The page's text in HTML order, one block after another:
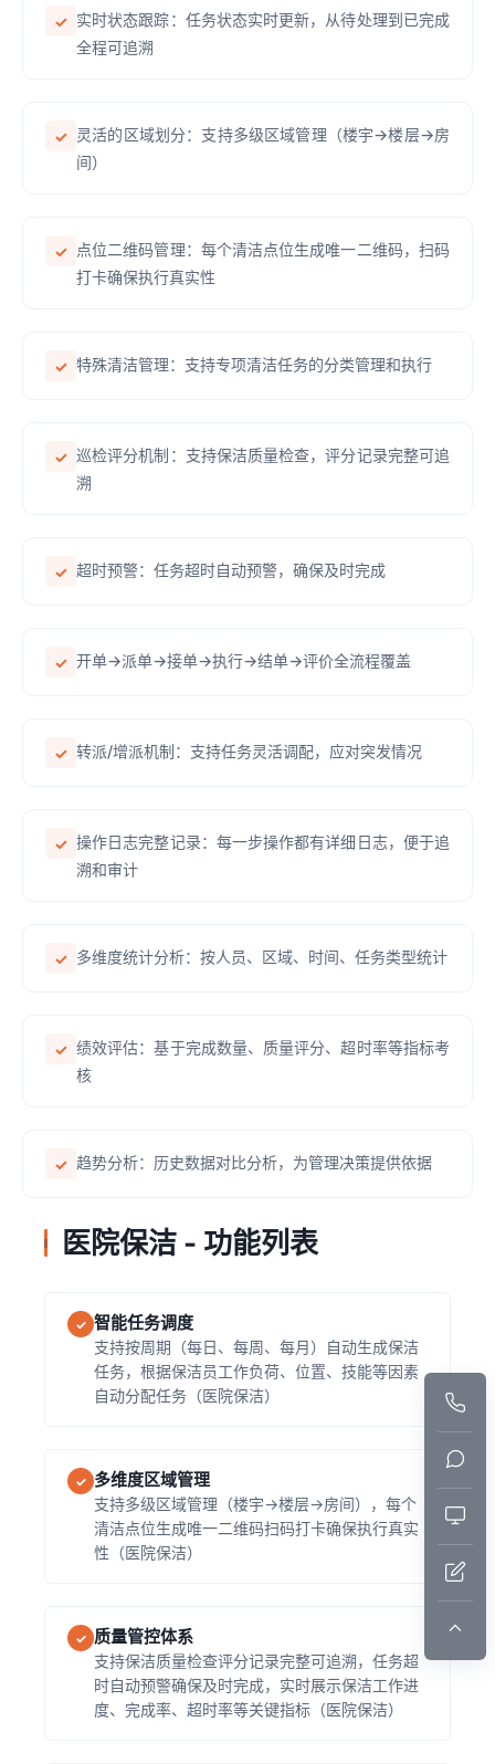
✓ 实时状态跟踪：任务状态实时更新，从待处理到已完成
全程可追溯
✓ 灵活的区域划分：支持多级区域管理（楼宇→楼层→房
间）
✓ 点位二维码管理：每个清洁点位生成唯一二维码，扫码
打卡确保执行真实性
✓ 特殊清洁管理：支持专项清洁任务的分类管理和执行
✓ 巡检评分机制：支持保洁质量检查，评分记录完整可追
溯
✓ 超时预警：任务超时自动预警，确保及时完成
✓ 开单→派单→接单→执行→结单→评价全流程覆盖
✓ 转派/增派机制：支持任务灵活调配，应对突发情况
✓ 操作日志完整记录：每一步操作都有详细日志，便于追
溯和审计
✓ 多维度统计分析：按人员、区域、时间、任务类型统计
✓ 绩效评估：基于完成数量、质量评分、超时率等指标考
核
✓ 趋势分析：历史数据对比分析，为管理决策提供依据
医院保洁 - 功能列表
✓ 智能任务调度
支持按周期（每日、每周、每月）自动生成保洁
任务，根据保洁员工作负荷、位置、技能等因素
自动分配任务（医院保洁）
✓ 多维度区域管理
支持多级区域管理（楼宇→楼层→房间），每个
清洁点位生成唯一二维码扫码打卡确保执行真实
性（医院保洁）
✓ 质量管控体系
支持保洁质量检查评分记录完整可追溯，任务超
时自动预警确保及时完成，实时展示保洁工作进
度、完成率、超时率等关键指标（医院保洁）